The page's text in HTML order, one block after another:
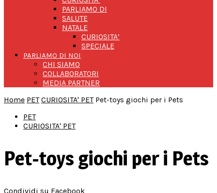
PARLIAMO DI
SALUTE
NATALE
CURIOSITA’
SPECIALE
PARLIAMO DI NOI
CHI SIAMO
COLLABORATORI
MEDIA PARTNER
Home PET CURIOSITA' PET Pet-toys giochi per i Pets
PET
CURIOSITA' PET
Pet-toys giochi per i Pets
Condividi su Facebook